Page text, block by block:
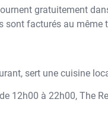
gratuitement
sont facturés au
sert une cuisine
12h00 à 22h00, The